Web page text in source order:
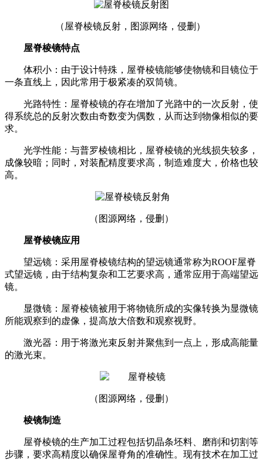
（屋脊棱镜反射， 图源网络，侵删）
屋脊棱镜特点
体积小：由于设计特殊，屋脊棱镜能够使物镜和目镜位于
一条直线上，因此常用于极紧凑的双筒镜。
光路特性：屋脊棱镜的存在增加了光路中的一次反射，使
得系统总的反射次数由奇数变为偶数，从而达到物像相似的要
求。
光学性能：与普罗棱镜相比，屋脊棱镜的光线损失较多，
成像较暗；同时，对装配精度要求高，制造难度大，价格也较
高。
（图源网络，侵删）
屋脊棱镜应用
望远镜：采用屋脊棱镜结构的望远镜通常称为ROOF屋脊
式望远镜，由于结构复杂和工艺要求高，通常应用于高端望远
镜。
显微镜：屋脊棱镜被用于将物镜所成的实像转换为显微镜
所能观察到的虚像，提高放大倍数和观察视野。
激光器：用于将激光束反射并聚焦到一点上，形成高能量
的激光束。
（图源网络，侵删）
棱镜制造
屋脊棱镜的生产加工过程包括切晶条坯料、磨削和切割等
步骤，要求高精度以确保屋脊角的准确性。现有技术在加工过